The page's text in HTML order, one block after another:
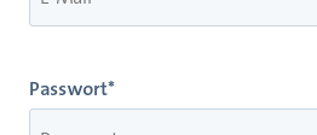
Passwort*